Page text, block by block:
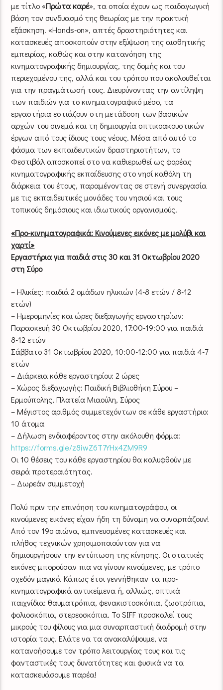
με τίτλο «Πρώτα καρέ», τα οποία έχουν ως παιδαγωγική
βάση τον συνδυασμό της θεωρίας με την πρακτική
εξάσκηση. «Hands-on», απτές δραστηριότητες και
κατασκευές αποσκοπούν στην εξύψωση της αισθητικής
εμπειρίας, καθώς και στην κατανόηση της
κινηματογραφικής δημιουργίας, της δομής και του
περιεχομένου της, αλλά και του τρόπου που ακολουθείται
για την πραγμάτωσή τους. Διευρύνοντας την αντίληψη
των παιδιών για το κινηματογραφικό μέσο, τα
εργαστήρια εστιάζουν στη μετάδοση των βασικών
αρχών του σινεμά και τη δημιουργία οπτικοακουστικών
έργων από τους ίδιους τους νέους. Μέσα από αυτό το
φάσμα των εκπαιδευτικών δραστηριοτήτων, το
Φεστιβάλ αποσκοπεί στο να καθιερωθεί ως φορέας
κινηματογραφικής εκπαίδευσης στο νησί καθόλη τη
διάρκεια του έτους, παραμένοντας σε στενή συνεργασία
με τις εκπαιδευτικές μονάδες του νησιού και τους
τοπικούς δημόσιους και ιδιωτικούς οργανισμούς.
«Προ-κινηματογραφικά: Κινούμενες εικόνες με μολύβι και
χαρτί»
Εργαστήρια για παιδιά στις 30 και 31 Οκτωβρίου 2020
στη Σύρο
– Ηλικίες: παιδιά 2 ομάδων ηλικιών (4-8 ετών / 8-12
ετών)
– Ημερομηνίες και ώρες διεξαγωγής εργαστηρίων:
Παρασκευή 30 Οκτωβρίου 2020, 17:00-19:00 για παιδιά
8-12 ετών
Σάββατο 31 Οκτωβρίου 2020, 10:00-12:00 για παιδιά 4-7
ετών
– Διάρκεια κάθε εργαστηρίου: 2 ώρες
– Χώρος διεξαγωγής: Παιδική Βιβλιοθήκη Σύρου –
Ερμούπολης, Πλατεία Μιαούλη, Σύρος
– Μέγιστος αριθμός συμμετεχόντων σε κάθε εργαστήριο:
10 άτομα
– Δήλωση ενδιαφέροντος στην ακόλουθη φόρμα:
https://forms.gle/z8iwZ6T7YHx4ZM9R9
Οι 10 θέσεις του κάθε εργαστηρίου θα καλυφθούν με
σειρά προτεραιότητας.
– Δωρεάν συμμετοχή
Πολύ πριν την επινόηση του κινηματογράφου, οι
κινούμενες εικόνες είχαν ήδη τη δύναμη να συναρπάζουν!
Aπό τον 19ο αιώνα, εμπνευσμένες κατασκευές και
πλήθος τεχνικών χρησιμοποιούνταν για να
δημιουργήσουν την εντύπωση της κίνησης. Οι στατικές
εικόνες μπορούσαν πια να γίνουν κινούμενες, με τρόπο
σχεδόν μαγικό. Κάπως έτσι γεννήθηκαν τα προ-
κινηματογραφικά αντικείμενα ή, αλλιώς, οπτικά
παιχνίδια: θαυματρόπια, φενακιστοσκόπια, ζωοτρόπια,
φολιοσκόπια, στερεοσκόπια. Το SIFF προσκαλεί τους
μικρούς του φίλους για μια συναρπαστική διαδρομή στην
ιστορία τους. Ελάτε να τα ανακαλύψουμε, να
κατανοήσουμε τον τρόπο λειτουργίας τους και τις
φανταστικές τους δυνατότητες και φυσικά να τα
κατασκευάσουμε παρέα!